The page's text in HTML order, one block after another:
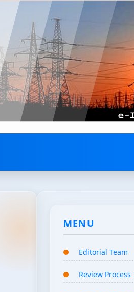
MENU
Editorial Team
Review Process